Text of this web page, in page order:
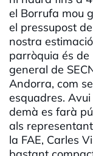
el Borrufa mou
el pressupost
nostra
parròquia és
general de
Andorra, com
esquadres.
demà es farà
als
la FAE, Carles